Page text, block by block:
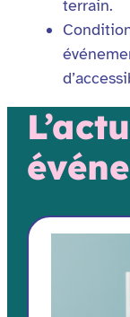
terrain.